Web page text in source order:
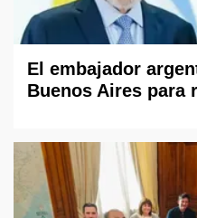
El embajador
Buenos Aires para